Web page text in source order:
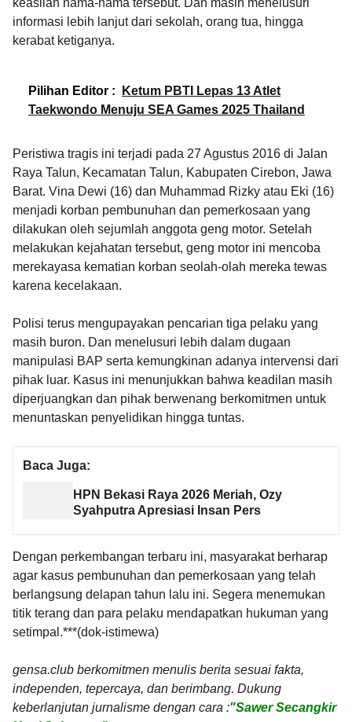
informasi lebih lanjut dari sekolah, orang tua, hingga
kerabat ketiganya.
Pilihan Editor :
Ketum PBTI Lepas 13 Atlet
Taekwondo Menuju SEA Games 2025 Thailand
Peristiwa tragis ini terjadi pada 27 Agustus 2016 di Jalan
Raya Talun, Kecamatan Talun, Kabupaten Cirebon, Jawa
Barat. Vina Dewi (16) dan Muhammad Rizky atau Eki (16)
menjadi korban pembunuhan dan pemerkosaan yang
dilakukan oleh sejumlah anggota geng motor. Setelah
melakukan kejahatan tersebut, geng motor ini mencoba
merekayasa kematian korban seolah-olah mereka tewas
karena kecelakaan.
Polisi terus mengupayakan pencarian tiga pelaku yang
masih buron. Dan menelusuri lebih dalam dugaan
manipulasi BAP serta kemungkinan adanya intervensi dari
pihak luar. Kasus ini menunjukkan bahwa keadilan masih
diperjuangkan dan pihak berwenang berkomitmen untuk
menuntaskan penyelidikan hingga tuntas.
Baca Juga:
HPN Bekasi Raya 2026 Meriah, Ozy
Syahputra Apresiasi Insan Pers
Dengan perkembangan terbaru ini, masyarakat berharap
agar kasus pembunuhan dan pemerkosaan yang telah
berlangsung delapan tahun lalu ini. Segera menemukan
titik terang dan para pelaku mendapatkan hukuman yang
setimpal.***(dok-istimewa)
gensa.club berkomitmen menulis berita sesuai fakta,
independen, tepercaya, dan berimbang. Dukung
keberlanjutan jurnalisme dengan cara :"Sawer Secangkir